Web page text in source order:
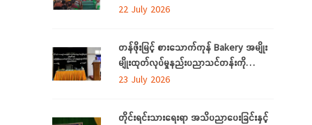
အသက်မွေးဝမ်းကျောင်း ပညာလိုအပ်ချက်တို့
မွန်ပြည်နယ်တွင် ကျင်းပပြုလုပ်
22 July 2026
တန်ဖိုးမြင့် စားသောက်ကုန် Bakery အမျိုး
မျိုးထုတ်လုပ်မှုနည်းပညာသင်တန်းကို
စစ်ကိုင်းတိုင်းဒေသကြီး၊ လဟယ်မြို့၌ ဖွင့်လှစ်
23 July 2026
တိုင်းရင်းသားရေးရာ အသိပညာပေးခြင်းနှင့်